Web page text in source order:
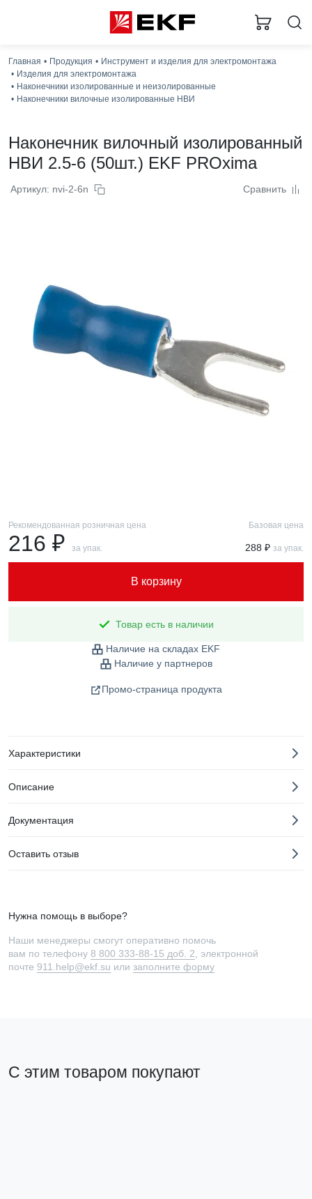
Главная Продукция
Инструмент и изделия для электромонтажа
Изделия для электромонтажа
Наконечники изолированные и неизолированные
Наконечники вилочные изолированные НВИ
Наконечник вилочный изолированный
НВИ 2.5-6 (50шт.) EKF PROxima
Артикул: nvi-2-6n Сравнить
Рекомендованная розничная цена
216 ₽ за упак.
Базовая цена
288 ₽ за упак.
В корзину
Товар есть в наличии
Наличие на складах EKF
Наличие у партнеров
Промо-страница продукта
Характеристики
Описание
Документация
Оставить отзыв
Нужна помощь в выборе?
Наши менеджеры смогут оперативно помочь
вам по телефону 8 800 333-88-15 доб. 2 , электронной
почте 911.help@ekf.su или заполните форму
С этим товаром покупают